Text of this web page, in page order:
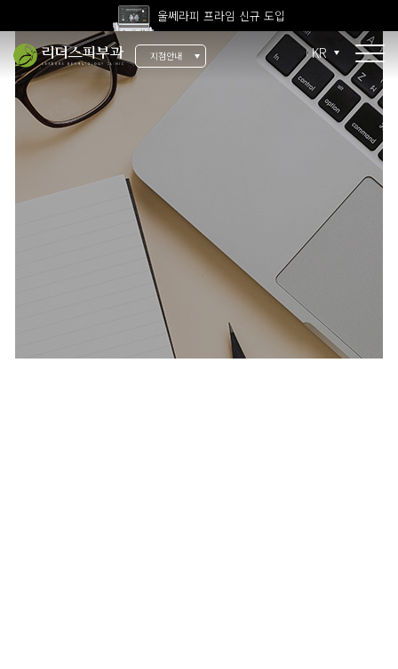
울쎄라피 프라임 신규 도입
고압산소치료 신규 도입
전 지점 피부과 전문의 진료
지점안내 KR
지점 안내
치료 장비
인재 채용